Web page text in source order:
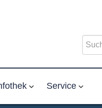
Service